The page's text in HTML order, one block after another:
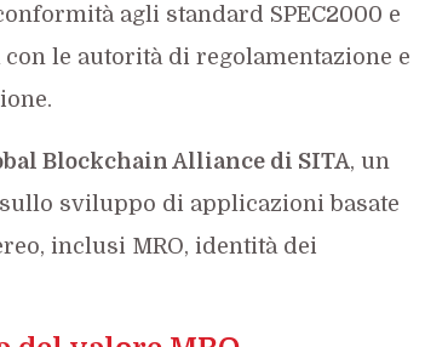
agli standard SPEC2000 e
le autorità di regolamentazione e
Blockchain Alliance di SITA, un
sviluppo di applicazioni basate
inclusi MRO, identità dei